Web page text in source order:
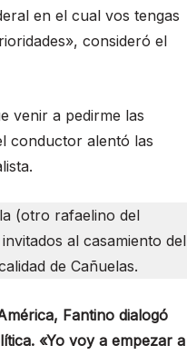
en el cual vos tengas
consideró el
venir a pedirme las
conductor alentó las
(otro rafaelino del
al casamiento del
de Cañuelas.
Fantino dialogó
«Yo voy a empezar a